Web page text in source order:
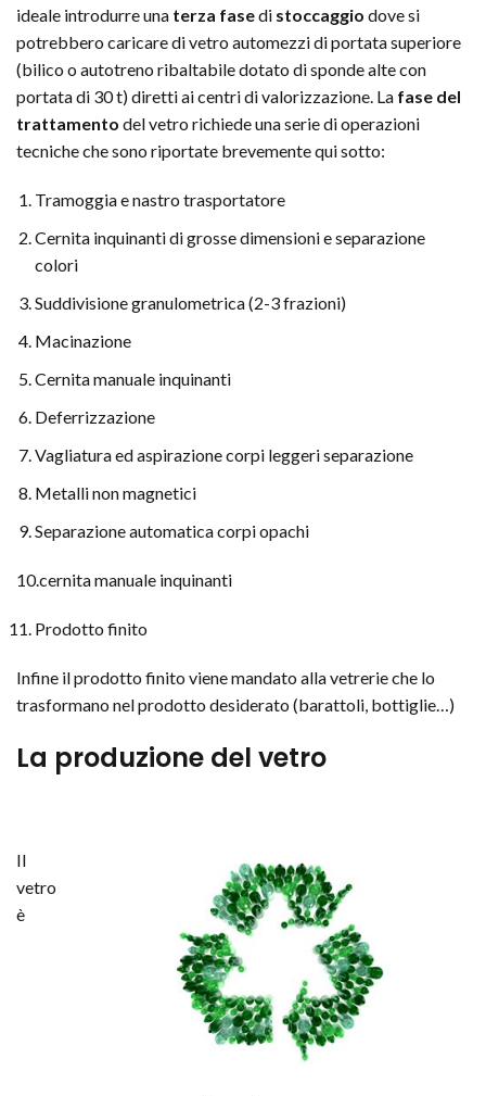
ideale introdurre una terza fasedi stoccaggio dove si
potrebbero caricare di vetro automezzi di portata superiore
(bilico o autotreno ribaltabile dotato di sponde alte con
portata di 30 t) diretti ai centri di valorizzazione. La fase del
trattamento del vetro richiede una serie di operazioni
tecniche che sono riportate brevemente qui sotto:
Tramoggia e nastro trasportatore
Cernita inquinanti di grosse dimensioni e separazione
colori
Suddivisione granulometrica (2-3 frazioni)
Macinazione
Cernita manuale inquinanti
Deferrizzazione
Vagliatura ed aspirazione corpi leggeri separazione
Metalli non magnetici
Separazione automatica corpi opachi
10.cernita manuale inquinanti
Prodotto finito
Infine il prodotto finito viene mandato alla vetrerie che lo
trasformano nel prodotto desiderato (barattoli, bottiglie…)
La produzione del vetro
Il
vetro
è